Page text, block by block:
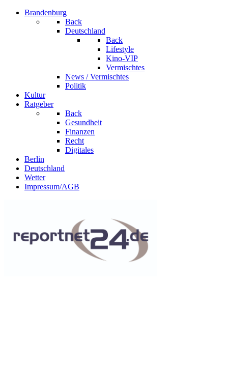
Brandenburg
Back
Deutschland
Back
Lifestyle
Kino-VIP
Vermischtes
News / Vermischtes
Politik
Kultur
Ratgeber
Back
Gesundheit
Finanzen
Recht
Digitales
Berlin
Deutschland
Wetter
Impressum/AGB